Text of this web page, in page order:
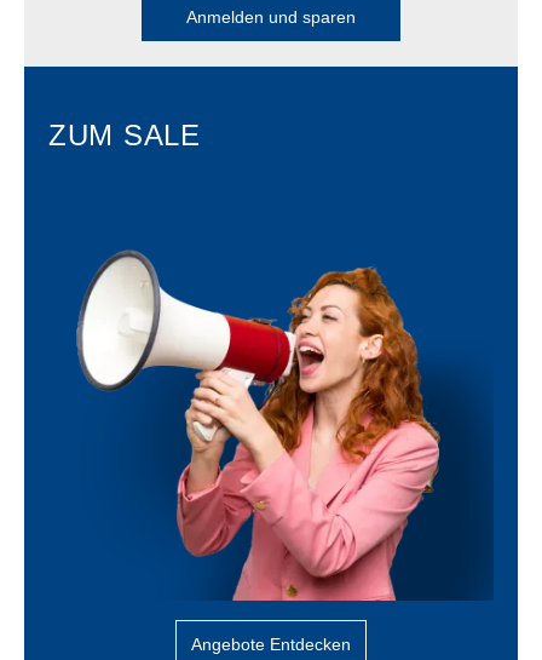
Anmelden und sparen
ZUM SALE
Angebote Entdecken